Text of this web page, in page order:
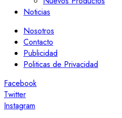
Noticias
Nosotros
Contacto
Publicidad
Politicas de Privacidad
Facebook
Twitter
Instagram